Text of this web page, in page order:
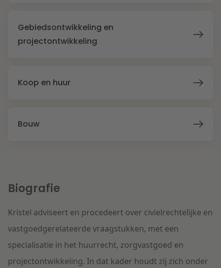
Onderwijs
Gebiedsontwikkeling en
projectontwikkeling
Koop en huur
Bouw
Biografie
Kristel adviseert en procedeert over civielrechtelijke en
vastgoedgerelateerde vraagstukken, met een
specialisatie in het huurrecht, zorgvastgoed en
projectontwikkeling. In dat kader houdt zij zich onder